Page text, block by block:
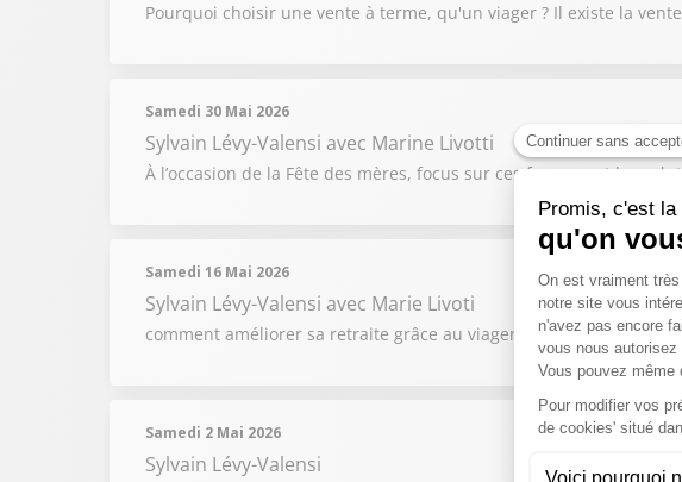
Pourquoi choisir une vente à terme, qu'un viager ? Il existe la
Samedi 30 Mai 2026
Sylvain Lévy-Valensi avec Marine Livotti
À l’occasion de la Fête des mères, focus sur ces femmes et les
Samedi 16 Mai 2026
Sylvain Lévy-Valensi avec Marie Livoti
comment améliorer sa retraite grâce au viager sans vouloir quitter
Samedi 2 Mai 2026
Sylvain Lévy-Valensi